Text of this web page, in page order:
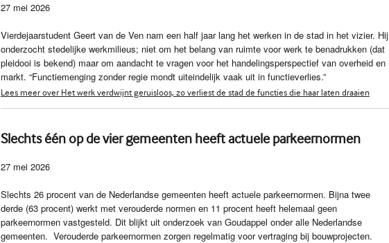
27 mei 2026
Vierdejaarstudent Geert van de Ven nam een half jaar lang het werken in de stad in het vizier. Hij
onderzocht stedelijke werkmilieus; niet om het belang van ruimte voor werk te benadrukken (dat
pleidooi is bekend) maar om aandacht te vragen voor het handelingsperspectief van overheid en
markt. “Functiemenging zonder regie mondt uiteindelijk vaak uit in functieverlies.”
Lees meer over Het werk verdwijnt geruisloos, zo verliest de stad de functies die haar laten draaien
Slechts één op de vier gemeenten heeft actuele parkeernormen
27 mei 2026
Slechts 26 procent van de Nederlandse gemeenten heeft actuele parkeernormen. Bijna twee
derde (63 procent) werkt met verouderde normen en 11 procent heeft helemaal geen
parkeernormen vastgesteld. Dit blijkt uit onderzoek van Goudappel onder alle Nederlandse
gemeenten. Verouderde parkeernormen zorgen regelmatig voor vertraging bij bouwprojecten.